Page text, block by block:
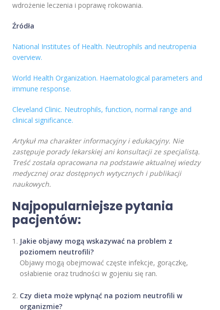
wdrożenie leczenia i poprawę rokowania.
Źródła
National Institutes of Health. Neutrophils and neutropenia
overview.
World Health Organization. Haematological parameters and
immune response.
Cleveland Clinic. Neutrophils, function, normal range and
clinical significance.
Artykuł ma charakter informacyjny i edukacyjny. Nie
zastępuje porady lekarskiej ani konsultacji ze specjalistą.
Treść została opracowana na podstawie aktualnej wiedzy
medycznej oraz dostępnych wytycznych i publikacji
naukowych.
Najpopularniejsze pytania
pacjentów:
Jakie objawy mogą wskazywać na problem z
poziomem neutrofili?
Objawy mogą obejmować częste infekcje, gorączkę,
osłabienie oraz trudności w gojeniu się ran.
Czy dieta może wpłynąć na poziom neutrofili w
organizmie?